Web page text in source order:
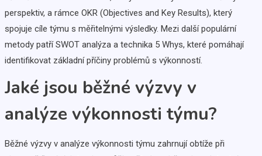
perspektiv, a rámce OKR (Objectives and Key Results), který
spojuje cíle týmu s měřitelnými výsledky. Mezi další populární
metody patří SWOT analýza a technika 5 Whys, které pomáhají
identifikovat základní příčiny problémů s výkonností.
Jaké jsou běžné výzvy v
analýze výkonnosti týmu?
Běžné výzvy v analýze výkonnosti týmu zahrnují obtíže při